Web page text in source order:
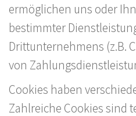
ermöglichen uns oder
bestimmter
Drittunternehmens (z.B.
von
Cookies haben
Zahlreiche Cookies sind